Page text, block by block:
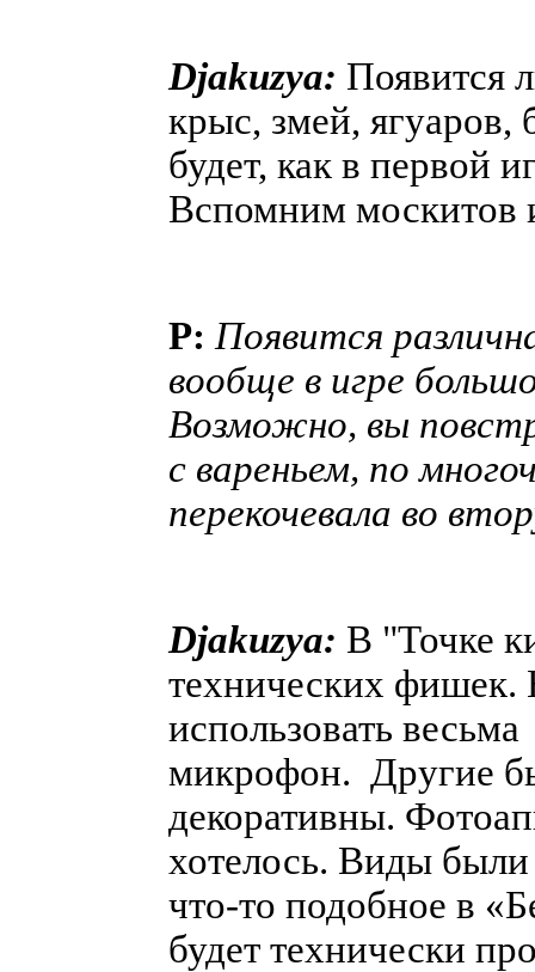
Djakuzya: Появится
крыс, змей,
будет, как в первой
Вспомним москитов
P: Появится
вообще в игре
Возможно, вы
с вареньем, по
перекочевала во
Djakuzya: В "Точке
технических
использовать
микрофон. Другие
декоративны.
хотелось. Виды были
что-то подобное в
будет технически